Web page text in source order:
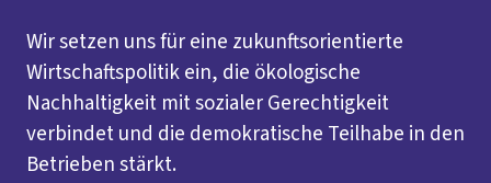
Wir setzen uns für eine zukunftsorientierte
Wirtschaftspolitik ein, die ökologische
Nachhaltigkeit mit sozialer Gerechtigkeit
verbindet und die demokratische Teilhabe in den
Betrieben stärkt.